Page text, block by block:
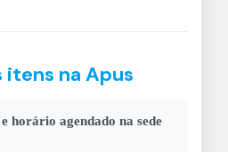
itens na Apus
horário agendado na sede